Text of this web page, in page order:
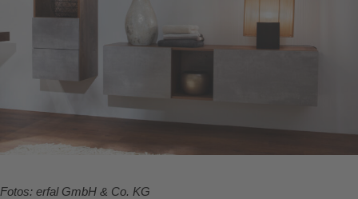
Fotos: erfal GmbH & Co. KG